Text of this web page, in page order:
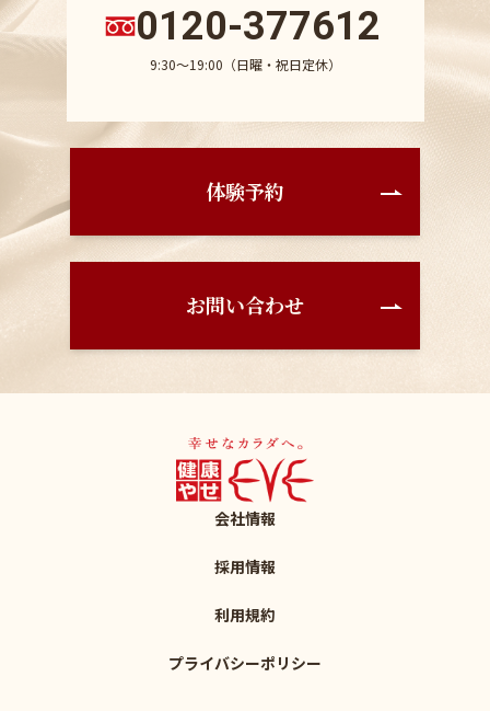
0120-377612
9:30〜19:00（日曜・祝日定休）
体験予約
お問い合わせ
会社情報
採用情報
利用規約
プライバシーポリシー